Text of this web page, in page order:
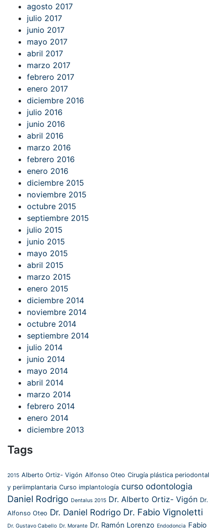
agosto 2017
julio 2017
junio 2017
mayo 2017
abril 2017
marzo 2017
febrero 2017
enero 2017
diciembre 2016
julio 2016
junio 2016
abril 2016
marzo 2016
febrero 2016
enero 2016
diciembre 2015
noviembre 2015
octubre 2015
septiembre 2015
julio 2015
junio 2015
mayo 2015
abril 2015
marzo 2015
enero 2015
diciembre 2014
noviembre 2014
octubre 2014
septiembre 2014
julio 2014
junio 2014
mayo 2014
abril 2014
marzo 2014
febrero 2014
enero 2014
diciembre 2013
Tags
2015 Alberto Ortiz- Vigón Alfonso Oteo Cirugía plástica periodontal
y periimplantaria Curso implantología curso odontologia
Daniel Rodrigo Dentalus 2015 Dr. Alberto Ortiz- Vigón Dr.
Alfonso Oteo Dr. Daniel Rodrigo Dr. Fabio Vignoletti
Dr. Gustavo Cabello Dr. Morante Dr. Ramón Lorenzo Endodoncia Fabio